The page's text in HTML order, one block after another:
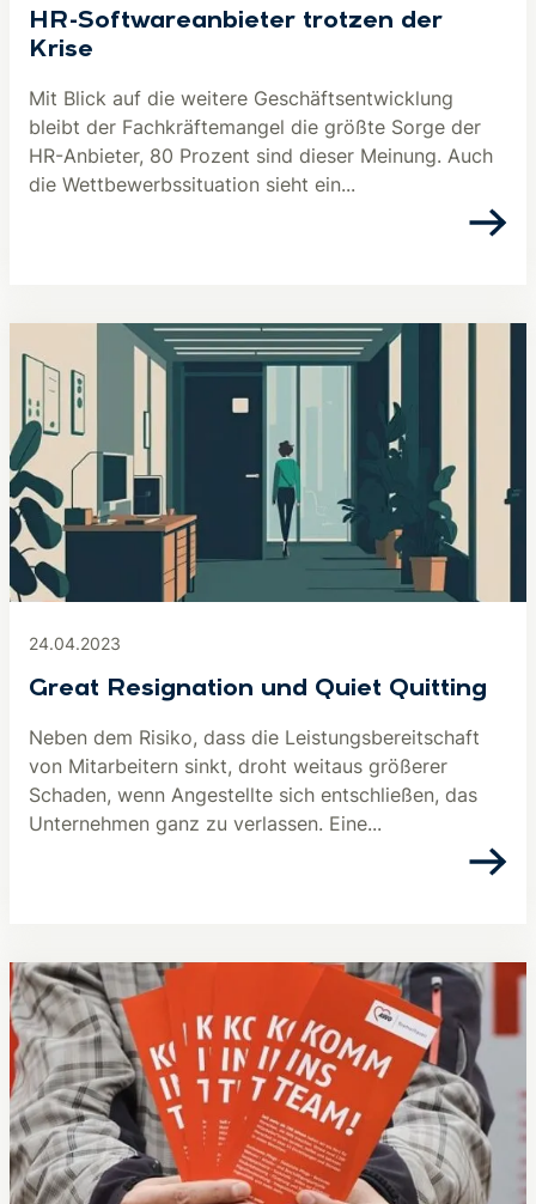
HR-Softwareanbieter trotzen der
Krise
Mit Blick auf die weitere Geschäftsentwicklung
bleibt der Fachkräftemangel die größte Sorge der
HR-Anbieter, 80 Prozent sind dieser Meinung. Auch
die Wettbewerbssituation sieht ein...
24.04.2023
Great Resignation und Quiet Quitting
Neben dem Risiko, dass die Leistungsbereitschaft
von Mitarbeitern sinkt, droht weitaus größerer
Schaden, wenn Angestellte sich entschließen, das
Unternehmen ganz zu verlassen. Eine...